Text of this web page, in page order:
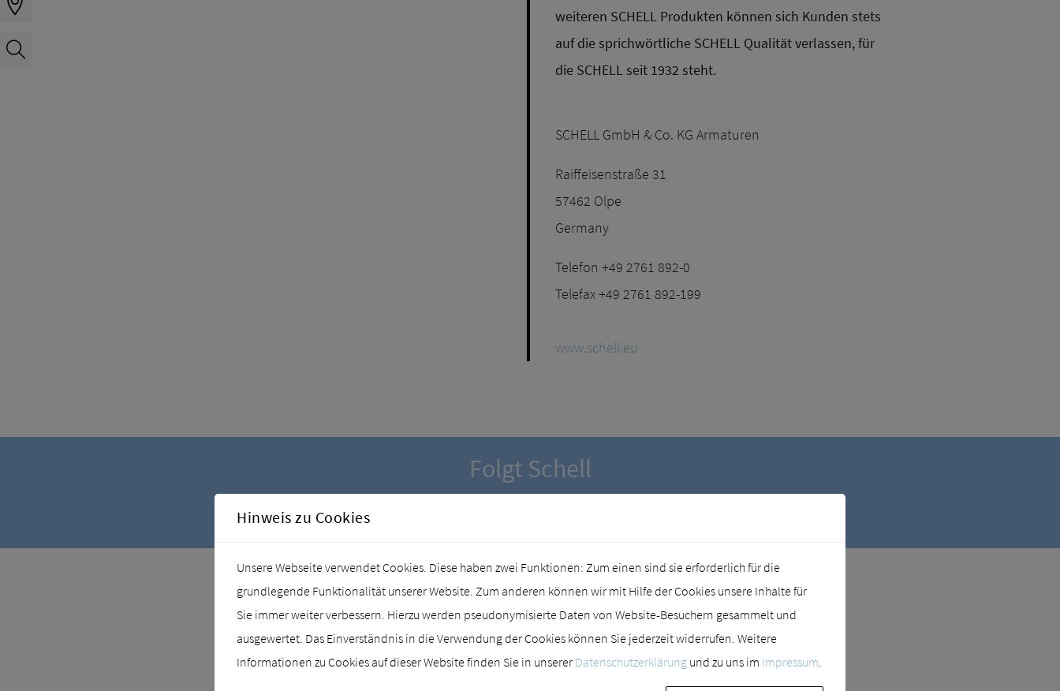
weiteren SCHELL Produkten können sich Kunden stets
auf die sprichwörtliche SCHELL Qualität verlassen, für
die SCHELL seit 1932 steht.
SCHELL GmbH & Co. KG Armaturen
Raiffeisenstraße 31
57462 Olpe
Germany
Telefon +49 2761 892-0
Telefax +49 2761 892-199
www.schell.eu
Folgt Schell
SCHELL IM FILM
Hinweis zu Cookies
Unsere Webseite verwendet Cookies. Diese haben zwei Funktionen: Zum einen sind sie erforderlich für die
grundlegende Funktionalität unserer Website. Zum anderen können wir mit Hilfe der Cookies unsere Inhalte für
Sie immer weiter verbessern. Hierzu werden pseudonymisierte Daten von Website-Besuchern gesammelt und
ausgewertet. Das Einverständnis in die Verwendung der Cookies können Sie jederzeit widerrufen. Weitere
Informationen zu Cookies auf dieser Website finden Sie in unserer Datenschutzerklärung und zu uns im Impressum.